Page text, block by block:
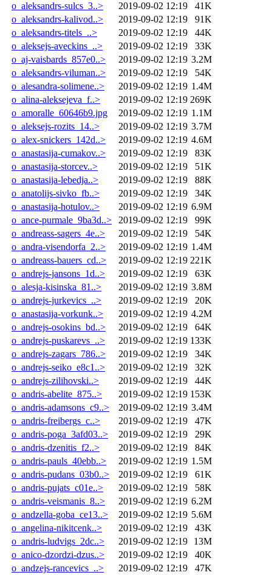
o_aleksandrs-sulcs_3..> 2019-09-02 12:19
41K
o_aleksandrs-kalivod..>
2019-09-02 12:19
91K
o_aleksandrs-titels_..>
2019-09-02 12:19
44K
o_aleksejs-aveckins_..>
2019-09-02 12:19
33K
o_aj-vaisbards_857e0..>
2019-09-02 12:19 3.2M
o_aleksandrs-viluman..>
2019-09-02 12:19
54K
o_alesandra-solimene..>
2019-09-02 12:19 1.4M
o_alina-aleksejeva_f..>
2019-09-02 12:19 269K
o_amoralle_60646b9.jpg
2019-09-02 12:19 1.1M
o_aleksejs-rozits_14..>
2019-09-02 12:19 3.7M
o_alex-snickers_142d..>
2019-09-02 12:19 4.6M
o_anastasija-cumakov..>
2019-09-02 12:19
83K
o_anastasija-storcev..>
2019-09-02 12:19
51K
o_anastasija-lebedja..>
2019-09-02 12:19
88K
o_anatolijs-sivko_fb..>
2019-09-02 12:19
34K
o_anastasija-hotulov..>
2019-09-02 12:19 6.9M
o_ance-purmale_9ba3d..>
2019-09-02 12:19
99K
o_andreass-sagers_4e..>
2019-09-02 12:19
54K
o_andra-visendorfa_2..>
2019-09-02 12:19 1.4M
o_andreass-bauers_cd..>
2019-09-02 12:19 221K
o_andrejs-jansons_1d..>
2019-09-02 12:19
63K
o_alesja-kisinska_81..>
2019-09-02 12:19 3.8M
o_andrejs-jurkevics_..>
2019-09-02 12:19
20K
o_anastasija-vorkunk..>
2019-09-02 12:19 4.2M
o_andrejs-osokins_bd..>
2019-09-02 12:19
64K
o_andrejs-puskarevs_..>
2019-09-02 12:19 133K
o_andrejs-zagars_786..>
2019-09-02 12:19
34K
o_andrejs-seiko_e8c1..>
2019-09-02 12:19
32K
o_andrejs-zilihovski..>
2019-09-02 12:19
44K
o_andris-abelite_875..>
2019-09-02 12:19 153K
o_andris-adamsons_c9..>
2019-09-02 12:19 3.4M
o_andris-freibergs_c..>
2019-09-02 12:19
47K
o_andris-poga_3afd03..>
2019-09-02 12:19
29K
o_andris-dzenitis_f2..>
2019-09-02 12:19
84K
o_andris-pauls_40ebb..>
2019-09-02 12:19 1.5M
o_andris-pudans_03b0..>
2019-09-02 12:19
61K
o_andris-pujats_c01e..>
2019-09-02 12:19
58K
o_andris-veismanis_8..>
2019-09-02 12:19 6.2M
o_andzella-goba_ce13..>
2019-09-02 12:19 5.6M
o_angelina-nikitcenk..>
2019-09-02 12:19
43K
o_andris-ludvigs_2dc..>
2019-09-02 12:19
13M
o_anico-dzordzi-dzus..>
2019-09-02 12:19
40K
o_andzejs-rancevics_..>
2019-09-02 12:19
47K